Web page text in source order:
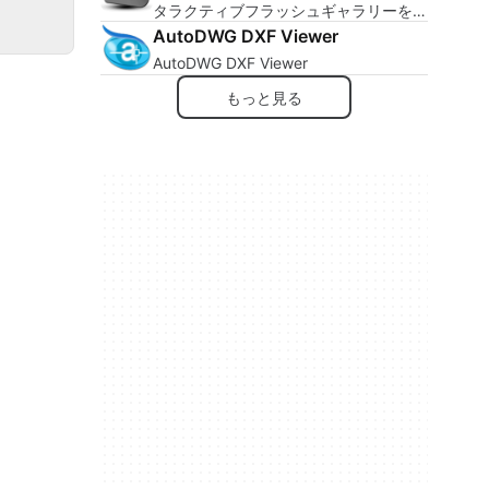
タラクティブフラッシュギャラリーを作
成するのに最適なソフトウェア。
AutoDWG DXF Viewer
AutoDWG DXF Viewer
もっと見る